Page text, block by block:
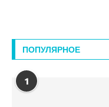
ПОПУЛЯРНОЕ
1